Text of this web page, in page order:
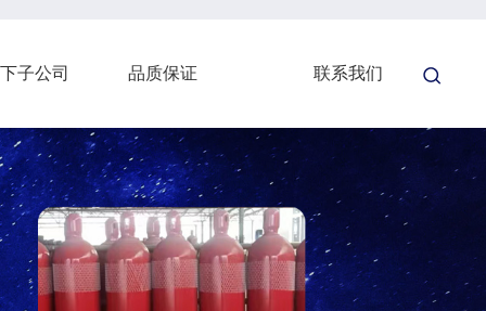
子公司 品质保证 联系我们